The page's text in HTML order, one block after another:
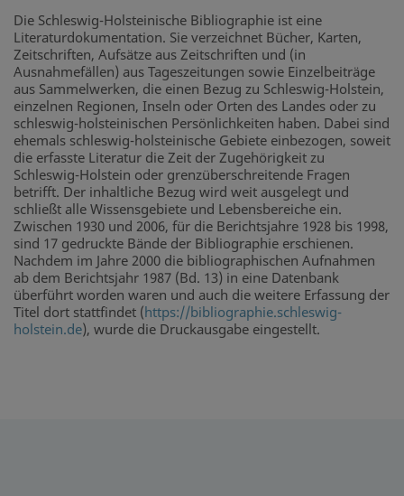
Die Schleswig-Holsteinische Bibliographie ist eine
Literaturdokumentation. Sie verzeichnet Bücher, Karten,
Zeitschriften, Aufsätze aus Zeitschriften und (in
Ausnahmefällen) aus Tageszeitungen sowie Einzelbeiträge
aus Sammelwerken, die einen Bezug zu Schleswig-Holstein,
einzelnen Regionen, Inseln oder Orten des Landes oder zu
schleswig-holsteinischen Persönlichkeiten haben. Dabei sind
ehemals schleswig-holsteinische Gebiete einbezogen, soweit
die erfasste Literatur die Zeit der Zugehörigkeit zu
Schleswig-Holstein oder grenzüberschreitende Fragen
betrifft. Der inhaltliche Bezug wird weit ausgelegt und
schließt alle Wissensgebiete und Lebensbereiche ein.
Zwischen 1930 und 2006, für die Berichtsjahre 1928 bis 1998,
sind 17 gedruckte Bände der Bibliographie erschienen.
Nachdem im Jahre 2000 die bibliographischen Aufnahmen
ab dem Berichtsjahr 1987 (Bd. 13) in eine Datenbank
überführt worden waren und auch die weitere Erfassung der
Titel dort stattfindet (https://bibliographie.schleswig-
holstein.de), wurde die Druckausgabe eingestellt.